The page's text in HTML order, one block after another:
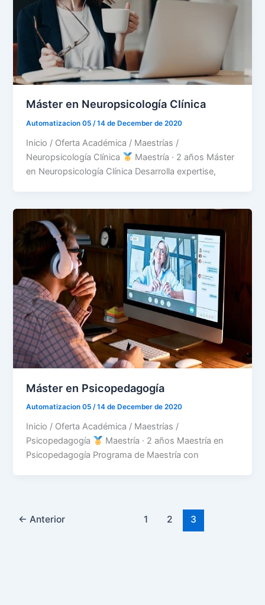
Máster en Neuropsicología Clínica
Automatizacion 05/14 de December de 2020
Inicio / Oferta Académica / Maestrías /
Neuropsicología Clínica
Maestría · 2 años Máster
en Neuropsicología Clínica Desarrolla expertise,
Máster en Psicopedagogía
Automatizacion 05/14 de December de 2020
Inicio / Oferta Académica / Maestrías /
Psicopedagogía
Maestría · 2 años Maestría en
Psicopedagogía Programa de Maestría con
← Anterior 1 2 3